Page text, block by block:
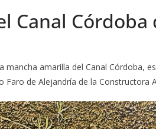
Canal Córdoba
amarilla del Canal Córdoba,
de Alejandría de la Constructora